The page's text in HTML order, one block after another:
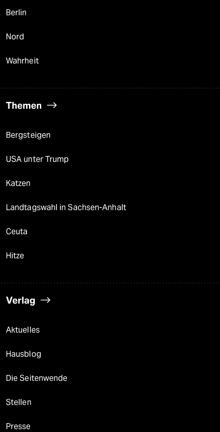
Berlin
Nord
Wahrheit
Themen
Bergsteigen
USA unter Trump
Katzen
Landtagswahl in Sachsen-Anhalt
Ceuta
Hitze
Verlag
Aktuelles
Hausblog
Die Seitenwende
Stellen
Presse